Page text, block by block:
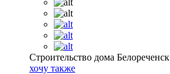
Строительство дома Белореченск
хочу также